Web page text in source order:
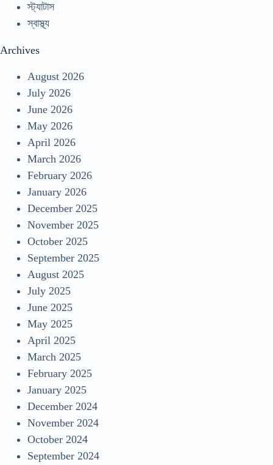
স্ট্যাটাস
স্বাস্থ্য
Archives
August 2026
July 2026
June 2026
May 2026
April 2026
March 2026
February 2026
January 2026
December 2025
November 2025
October 2025
September 2025
August 2025
July 2025
June 2025
May 2025
April 2025
March 2025
February 2025
January 2025
December 2024
November 2024
October 2024
September 2024